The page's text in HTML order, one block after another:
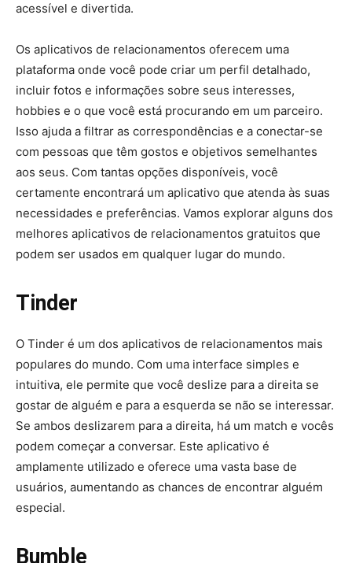
acessível e divertida.
Os aplicativos de relacionamentos oferecem uma
plataforma onde você pode criar um perfil detalhado,
incluir fotos e informações sobre seus interesses,
hobbies e o que você está procurando em um parceiro.
Isso ajuda a filtrar as correspondências e a conectar-se
com pessoas que têm gostos e objetivos semelhantes
aos seus. Com tantas opções disponíveis, você
certamente encontrará um aplicativo que atenda às suas
necessidades e preferências. Vamos explorar alguns dos
melhores aplicativos de relacionamentos gratuitos que
podem ser usados em qualquer lugar do mundo.
Tinder
O Tinder é um dos aplicativos de relacionamentos mais
populares do mundo. Com uma interface simples e
intuitiva, ele permite que você deslize para a direita se
gostar de alguém e para a esquerda se não se interessar.
Se ambos deslizarem para a direita, há um match e vocês
podem começar a conversar. Este aplicativo é
amplamente utilizado e oferece uma vasta base de
usuários, aumentando as chances de encontrar alguém
especial.
Bumble